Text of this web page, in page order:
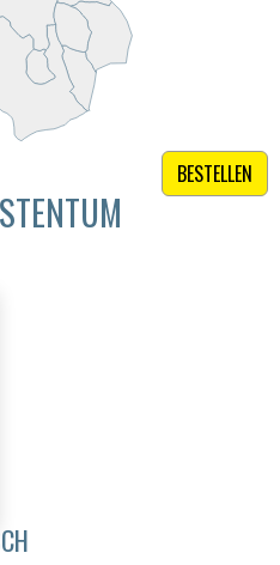
BESTELLEN